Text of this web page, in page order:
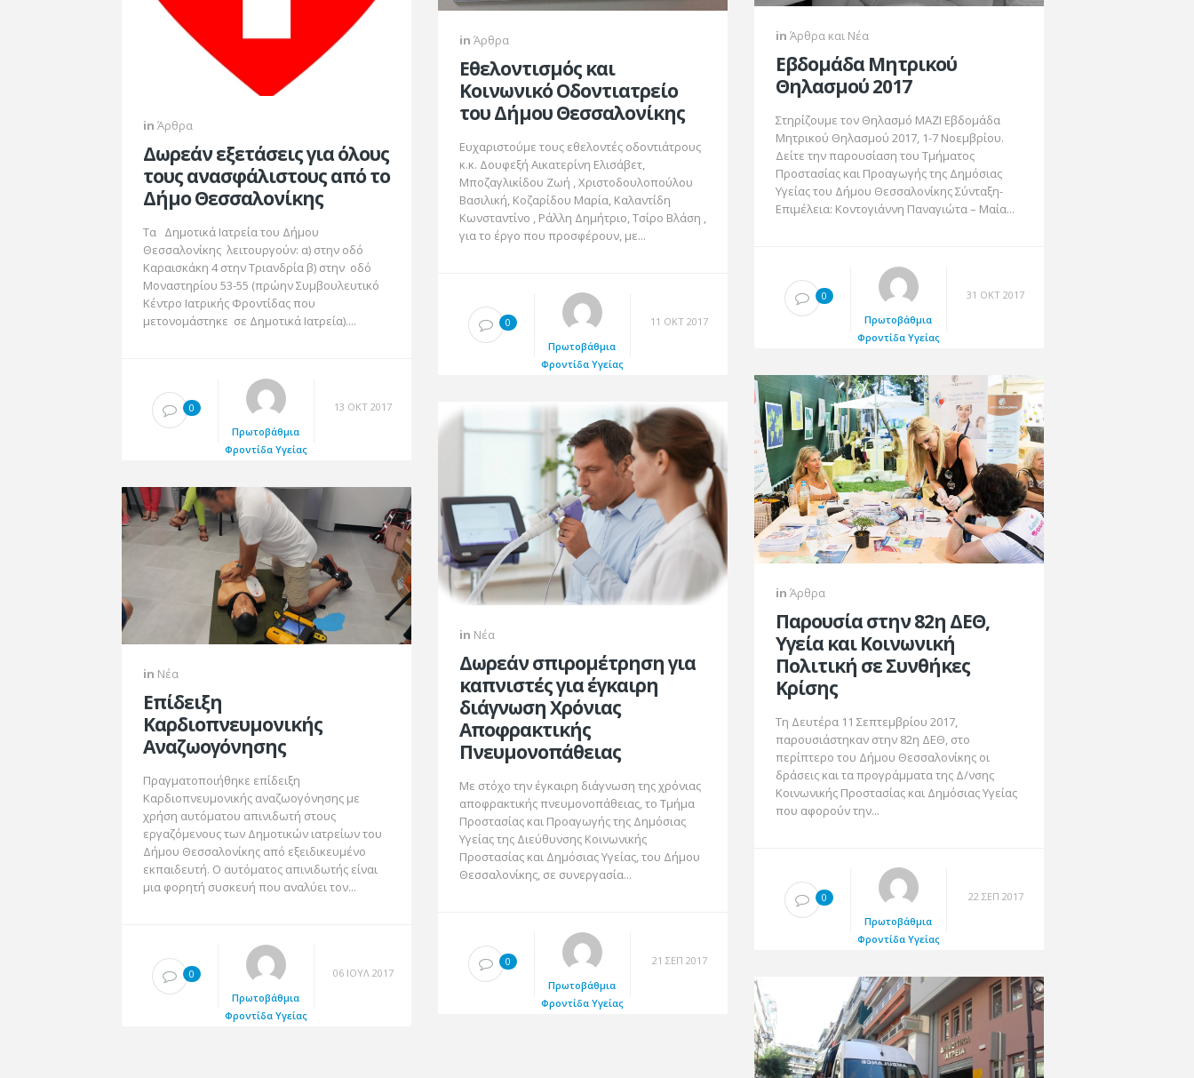
in Άρθρα και Νέα
Εβδομάδα Μητρικού
Θηλασμού 2017
Στηρίζουμε τον Θηλασμό ΜΑΖΙ Εβδομάδα
Μητρικού Θηλασμού 2017, 1-7 Νοεμβρίου.
Δείτε την παρουσίαση του Τμήματος
Προστασίας και Προαγωγής της Δημόσιας
Υγείας του Δήμου Θεσσαλονίκης Σύνταξη-
Επιμέλεια: Κοντογιάννη Παναγιώτα – Μαία...
0
Πρωτοβάθμια
Φροντίδα Υγείας
31 ΟΚΤ 2017
in Άρθρα
Δωρεάν εξετάσεις για όλους
τους ανασφάλιστους από το
Δήμο Θεσσαλονίκης
Τα Δημοτικά Ιατρεία του Δήμου
Θεσσαλονίκης λειτουργούν: α) στην οδό
Καραισκάκη 4 στην Τριανδρία β) στην οδό
Μοναστηρίου 53-55 (πρώην Συμβουλευτικό
Κέντρο Ιατρικής Φροντίδας που
μετονομάστηκε σε Δημοτικά Ιατρεία)....
0
Πρωτοβάθμια
Φροντίδα Υγείας
13 ΟΚΤ 2017
in Άρθρα
Εθελοντισμός και
Κοινωνικό Οδοντιατρείο
του Δήμου Θεσσαλονίκης
Ευχαριστούμε τους εθελοντές οδοντιάτρους
κ.κ. Δουφεξή Αικατερίνη Ελισάβετ,
Μποζαγλικίδου Ζωή , Χριστοδουλοπούλου
Βασιλική, Κοζαρίδου Μαρία, Καλαντίδη
Κωνσταντίνο , Ράλλη Δημήτριο, Τσίρο Βλάση ,
για το έργο που προσφέρουν, με...
0
Πρωτοβάθμια
Φροντίδα Υγείας
11 ΟΚΤ 2017
in Άρθρα
Παρουσία στην 82η ΔΕΘ,
Υγεία και Κοινωνική
Πολιτική σε Συνθήκες
Κρίσης
Τη Δευτέρα 11 Σεπτεμβρίου 2017,
παρουσιάστηκαν στην 82η ΔΕΘ, στο
περίπτερο του Δήμου Θεσσαλονίκης οι
δράσεις και τα προγράμματα της Δ/νσης
Κοινωνικής Προστασίας και Δημόσιας Υγείας
που αφορούν την...
0
Πρωτοβάθμια
Φροντίδα Υγείας
22 ΣΕΠ 2017
in Νέα
Δωρεάν σπιρομέτρηση για
καπνιστές για έγκαιρη
διάγνωση Χρόνιας
Αποφρακτικής
Πνευμονοπάθειας
Με στόχο την έγκαιρη διάγνωση της χρόνιας
αποφρακτικής πνευμονοπάθειας, το Τμήμα
Προστασίας και Προαγωγής της Δημόσιας
Υγείας της Διεύθυνσης Κοινωνικής
Προστασίας και Δημόσιας Υγείας, του Δήμου
Θεσσαλονίκης, σε συνεργασία...
0
Πρωτοβάθμια
Φροντίδα Υγείας
21 ΣΕΠ 2017
in Νέα
Επίδειξη
Καρδιοπνευμονικής
Αναζωογόνησης
Πραγματοποιήθηκε επίδειξη
Καρδιοπνευμονικής αναζωογόνησης με
χρήση αυτόματου απινιδωτή στους
εργαζόμενους των Δημοτικών ιατρείων του
Δήμου Θεσσαλονίκης από εξειδικευμένο
εκπαιδευτή. Ο αυτόματος απινιδωτής είναι
μια φορητή συσκευή που αναλύει τον...
0
Πρωτοβάθμια
Φροντίδα Υγείας
06 ΙΟΎΛ 2017